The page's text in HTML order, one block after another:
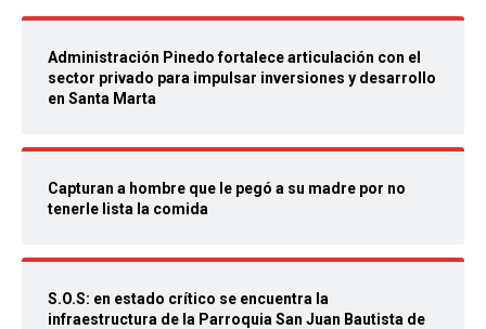
Administración Pinedo fortalece articulación con el
sector privado para impulsar inversiones y desarrollo
en Santa Marta
Capturan a hombre que le pegó a su madre por no
tenerle lista la comida
S.O.S: en estado crítico se encuentra la
infraestructura de la Parroquia San Juan Bautista de